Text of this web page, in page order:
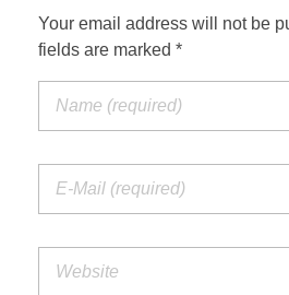
Your email address will not be
fields are marked *